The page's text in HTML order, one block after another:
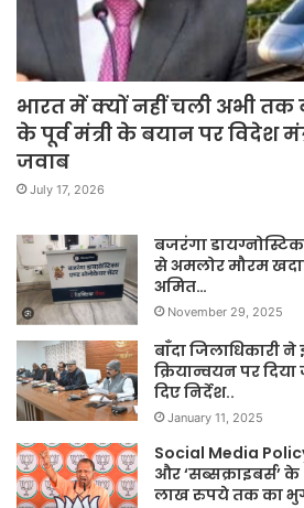
भारत में क्यों नहीं चली अभी तक
के पूर्व मंत्री के बयान पर विदेश
जवाब
July 17, 2026
बजरंगा
से अमलोर मौरम
अमित…
November 29, 2025
बाँदा जिलाधिकारी
क्रियान्वयन पर
दिए निर्देश..
January 11, 2025
Social Media
और ‘सब्सक्राइबर्स’ के
लाख रुपये तक का